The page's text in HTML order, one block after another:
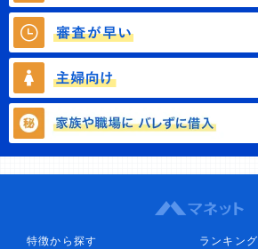
特徴から探す
ランキング